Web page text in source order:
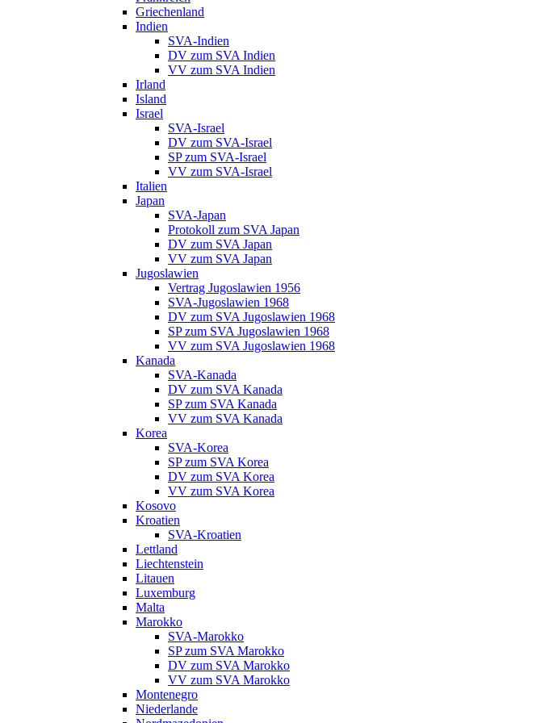
Griechenland
Indien
SVA-Indien
DV zum SVA Indien
VV zum SVA Indien
Irland
Island
Israel
SVA-Israel
DV zum SVA-Israel
SP zum SVA-Israel
VV zum SVA-Israel
Italien
Japan
SVA-Japan
Protokoll zum SVA Japan
DV zum SVA Japan
VV zum SVA Japan
Jugoslawien
Vertrag Jugoslawien 1956
SVA-Jugoslawien 1968
DV zum SVA Jugoslawien 1968
SP zum SVA Jugoslawien 1968
VV zum SVA Jugoslawien 1968
Kanada
SVA-Kanada
DV zum SVA Kanada
SP zum SVA Kanada
VV zum SVA Kanada
Korea
SVA-Korea
SP zum SVA Korea
DV zum SVA Korea
VV zum SVA Korea
Kosovo
Kroatien
SVA-Kroatien
Lettland
Liechtenstein
Litauen
Luxemburg
Malta
Marokko
SVA-Marokko
SP zum SVA Marokko
DV zum SVA Marokko
VV zum SVA Marokko
Montenegro
Niederlande